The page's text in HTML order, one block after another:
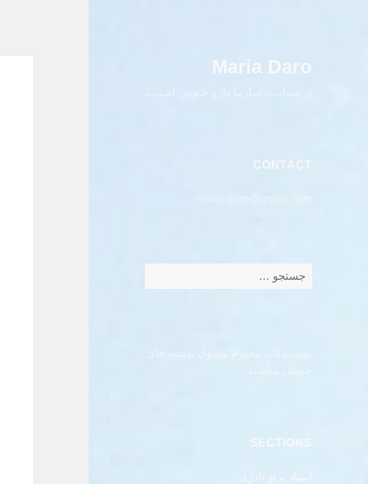
Maria Daro
در سـایـت مـاریـا دارو خـوش آمـدیـد
CONTACT
برای:
نویسندگان محترم مسؤل نوشته های
SECTIONS
استاد پرتو نادری